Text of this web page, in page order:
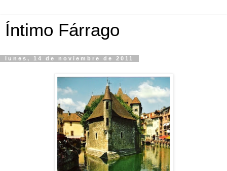
Íntimo Fárrago
lunes, 14 de noviembre de 2011